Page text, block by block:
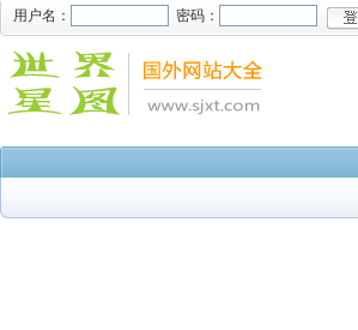
用户名： 密码：